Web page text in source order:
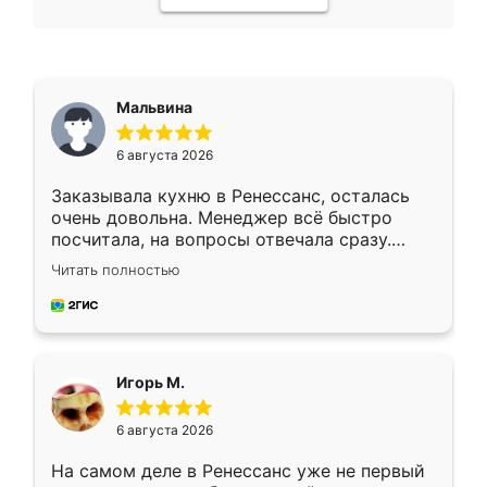
Мальвина
6 августа 2026
Заказывала кухню в Ренессанс, осталась
очень довольна. Менеджер всё быстро
посчитала, на вопросы отвечала сразу.
Замерщик приехал в субботу, подошёл к
делу со всей ответственностью. Собрали
за день, ребята работали аккуратно, даже
Читать полностью
Игорь М.
6 августа 2026
На самом деле в Ренессанс уже не первый